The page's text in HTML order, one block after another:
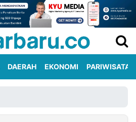
DAERAH EKONOMI PARIWISATA